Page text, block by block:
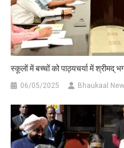
स्कूलों में बच्चों को पाठ्यचर्या में श्रीमद्
06/05/2025 Bhaukaal